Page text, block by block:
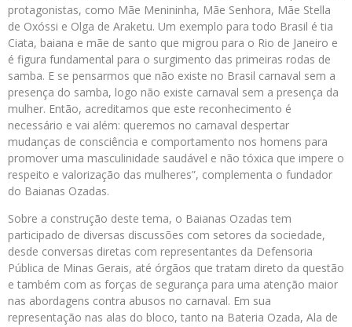
protagonistas, como Mãe Menininha, Mãe Senhora, Mãe Stella
de Oxóssi e Olga de Araketu. Um exemplo para todo Brasil é tia
Ciata, baiana e mãe de santo que migrou para o Rio de Janeiro e
é figura fundamental para o surgimento das primeiras rodas de
samba. E se pensarmos que não existe no Brasil carnaval sem a
presença do samba, logo não existe carnaval sem a presença da
mulher. Então, acreditamos que este reconhecimento é
necessário e vai além: queremos no carnaval despertar
mudanças de consciência e comportamento nos homens para
promover uma masculinidade saudável e não tóxica que impere o
respeito e valorização das mulheres”, complementa o fundador
do Baianas Ozadas.
Sobre a construção deste tema, o Baianas Ozadas tem
participado de diversas discussões com setores da sociedade,
desde conversas diretas com representantes da Defensoria
Pública de Minas Gerais, até órgãos que tratam direto da questão
e também com as forças de segurança para uma atenção maior
nas abordagens contra abusos no carnaval. Em sua
representação nas alas do bloco, tanto na Bateria Ozada, Ala de